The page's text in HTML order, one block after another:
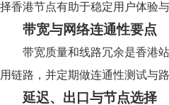
择香港节点有助于稳定用户体验
带宽与网络连通性要点
带宽质量和线路冗余是香港
用链路，并定期做连通性测试与
延迟、出口与节点选择